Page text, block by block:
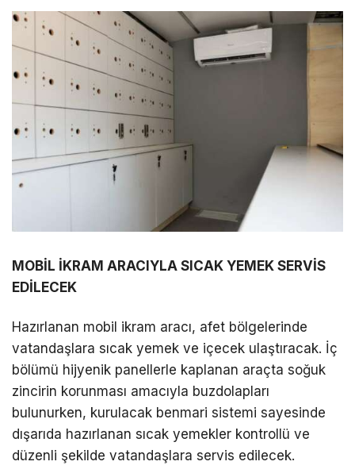
MOBİL İKRAM ARACIYLA SICAK YEMEK SERVİS
EDİLECEK
Hazırlanan mobil ikram aracı, afet bölgelerinde
vatandaşlara sıcak yemek ve içecek ulaştıracak. İç
bölümü hijyenik panellerle kaplanan araçta soğuk
zincirin korunması amacıyla buzdolapları
bulunurken, kurulacak benmari sistemi sayesinde
dışarıda hazırlanan sıcak yemekler kontrollü ve
düzenli şekilde vatandaşlara servis edilecek.